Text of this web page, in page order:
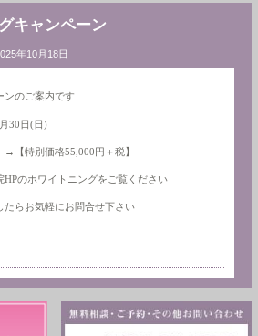
キャンペーン
年10月18日
ンのご案内です
30日(日)
→【特別価格55,000円＋税】
のホワイトニングをご覧ください
たらお気軽にお問合せ下さい